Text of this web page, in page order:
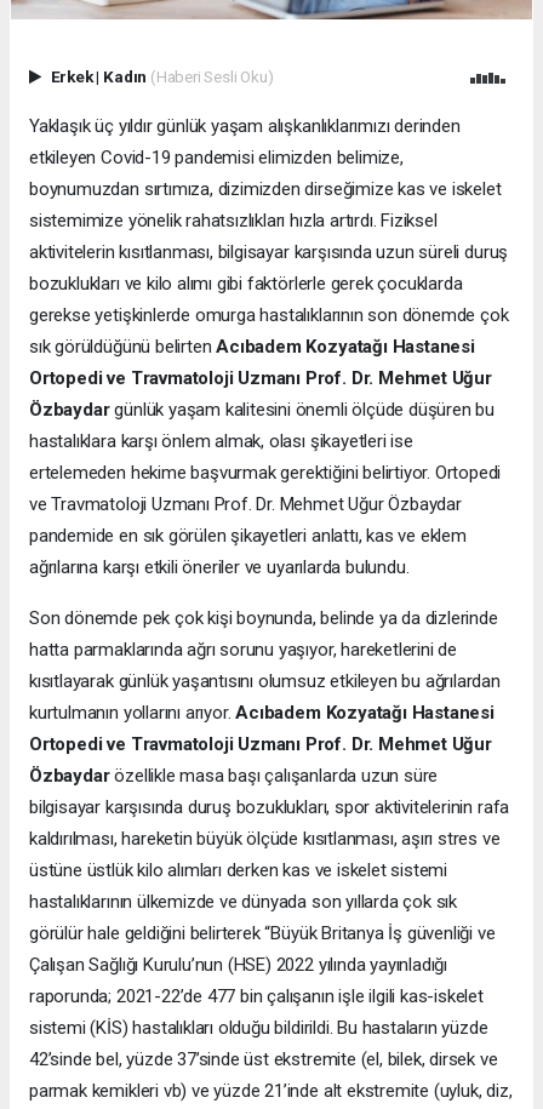
Erkek| Kadın (Haberi Sesli Oku)
Yaklaşık üç yıldır günlük yaşam alışkanlıklarımızı derinden
etkileyen Covid-19 pandemisi elimizden belimize,
boynumuzdan sırtımıza, dizimizden dirseğimize kas ve iskelet
sistemimize yönelik rahatsızlıkları hızla artırdı. Fiziksel
aktivitelerin kısıtlanması, bilgisayar karşısında uzun süreli duruş
bozuklukları ve kilo alımı gibi faktörlerle gerek çocuklarda
gerekse yetişkinlerde omurga hastalıklarının son dönemde çok
sık görüldüğünü belirtenAcıbadem Kozyatağı Hastanesi
Ortopedi ve Travmatoloji Uzmanı Prof. Dr. Mehmet Uğur
Özbaydargünlük yaşam kalitesini önemli ölçüde düşüren bu
hastalıklara karşı önlem almak, olası şikayetleri ise
ertelemeden hekime başvurmak gerektiğini belirtiyor. Ortopedi
ve Travmatoloji Uzmanı Prof. Dr. Mehmet Uğur Özbaydar
pandemide en sık görülen şikayetleri anlattı, kas ve eklem
ağrılarına karşı etkili öneriler ve uyarılarda bulundu.
Son dönemde pek çok kişi boynunda, belinde ya da dizlerinde
hatta parmaklarında ağrı sorunu yaşıyor, hareketlerini de
kısıtlayarak günlük yaşantısını olumsuz etkileyen bu ağrılardan
kurtulmanın yollarını arıyor.Acıbadem Kozyatağı Hastanesi
Ortopedi ve Travmatoloji Uzmanı Prof. Dr. Mehmet Uğur
Özbaydarözellikle masa başı çalışanlarda uzun süre
bilgisayar karşısında duruş bozuklukları, spor aktivitelerinin rafa
kaldırılması, hareketin büyük ölçüde kısıtlanması, aşırı stres ve
üstüne üstlük kilo alımları derken kas ve iskelet sistemi
hastalıklarının ülkemizde ve dünyada son yıllarda çok sık
görülür hale geldiğini belirterek “Büyük Britanya İş güvenliği ve
Çalışan Sağlığı Kurulu’nun (HSE) 2022 yılında yayınladığı
raporunda; 2021-22’de 477 bin çalışanın işle ilgili kas-iskelet
sistemi (KİS) hastalıkları olduğu bildirildi. Bu hastaların yüzde
42’sinde bel, yüzde 37’sinde üst ekstremite (el, bilek, dirsek ve
parmak kemikleri vb) ve yüzde 21’inde alt ekstremite (uyluk, diz,